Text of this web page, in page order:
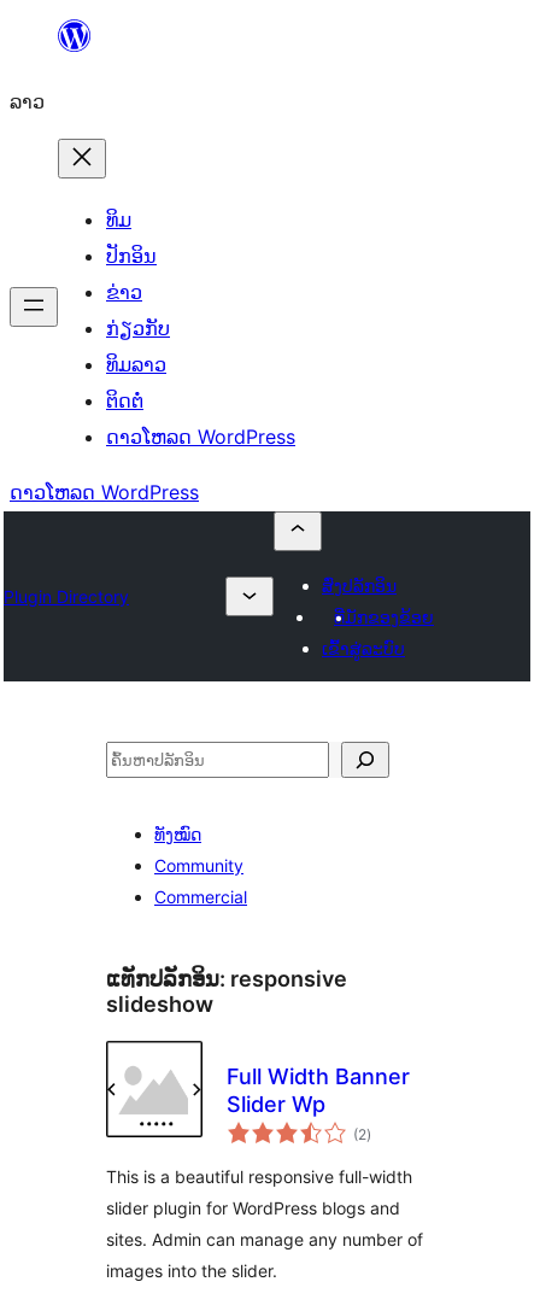
ທີ່
ເນື້ອຫາ
ລາວ
ທິມ
ປັກອິນ
ຂ່າວ
ກ່ຽວກັບ
ທິມລາວ
ຕິດຕໍ່
ດາວໂຫລດ WordPress
ດາວໂຫລດ WordPress
Plugin Directory
ສົ່ງປລັກອິນ
ທີ່ມັກຂອງຂ້ອຍ
ເຂົ້າສູ່ລະບົບ
ຄົ້ນຫາ
ທັງໝົດ
Community
Commercial
ແທັກປລັກອິນ: responsive
slideshow
Full Width Banner
Slider Wp
(2ຄະແນນ
ທັງໝົດ
)
This is a beautiful responsive full-width
slider plugin for WordPress blogs and
sites. Admin can manage any number of
images into the slider.